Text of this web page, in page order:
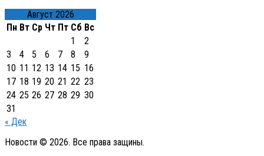
Август 2026
Пн Вт Ср Чт Пт Сб Вс
1
2
3
4 5 6 7 8
9
10 11 12 13 14 15 16
17 18 19 20 21 22 23
24 25 26 27 28 29 30
31
« Дек
Новости © 2026. Все права защины.